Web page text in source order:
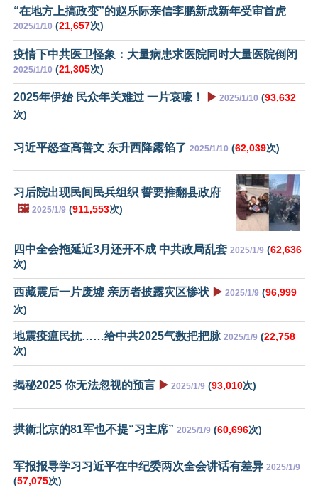
“在地方上搞政变”的赵乐际亲信李鹏新成新年受审首虎
2025/1/10 (21,657次)
疫情下中共医卫怪象：大量病患求医院同时大量医院倒闭
2025/1/10 (21,305次)
2025年伊始 民众年关难过 一片哀嚎！ ▶️ 2025/1/10 (93,632
次)
习近平怒查高善文 东升西降露馅了 2025/1/10 (62,039次)
习后院出现民间民兵组织 誓要推翻县政府
🖼️ 2025/1/9 (911,553次)
四中全会拖延近3月还开不成 中共政局乱套 2025/1/9 (62,636
次)
西藏震后一片废墟 亲历者披露灾区惨状 ▶️ 2025/1/9 (96,999
次)
地震疫瘟民抗……给中共2025气数把把脉 2025/1/9 (22,758
次)
揭秘2025 你无法忽视的预言 ▶️ 2025/1/9 (93,010次)
拱衞北京的81军也不提“习主席” 2025/1/9 (60,696次)
军报报导学习习近平在中纪委两次全会讲话有差异 2025/1/9
(57,075次)